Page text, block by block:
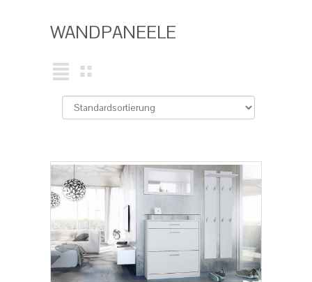
WANDPANEELE